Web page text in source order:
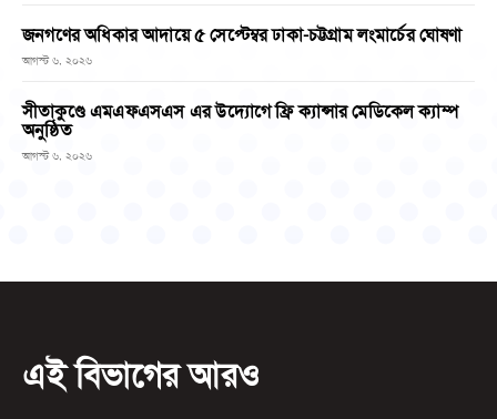
জনগণের অধিকার আদায়ে ৫ সেপ্টেম্বর ঢাকা-চট্টগ্রাম লংমার্চের ঘোষণা
আগস্ট ৬, ২০২৬
সীতাকুণ্ডে এমএফএসএস এর উদ্যোগে ফ্রি ক্যান্সার মেডিকেল ক্যাম্প
অনুষ্ঠিত
আগস্ট ৬, ২০২৬
এই বিভাগের আরও